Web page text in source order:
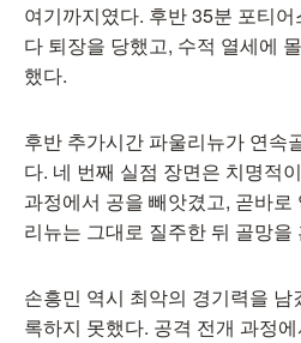
여기까지였다. 후반 35분 포티
다 퇴장을 당했고, 수적 열세에
했다.
후반 추가시간 파울리뉴가 연속
다. 네 번째 실점 장면은 치명적
과정에서 공을 빼앗겼고, 곧바
리뉴는 그대로 질주한 뒤 골망을
손흥민 역시 최악의 경기력을 남
록하지 못했다. 공격 전개 과정